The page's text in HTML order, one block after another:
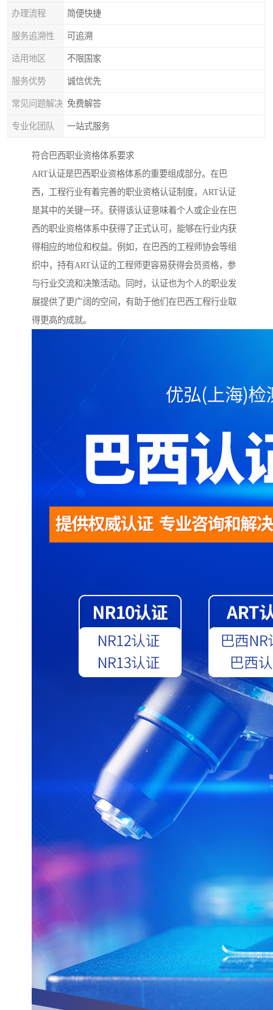
办理流程 简便快捷
服务追溯性 可追溯
适用地区 不限国家
服务优势 诚信优先
常见问题解决 免费解答
专业化团队 一站式服务
符合巴西职业资格体系要求
ART认证是巴西职业资格体系的重要组成部分。在巴
西，工程行业有着完善的职业资格认证制度，ART认证
是其中的关键一环。获得该认证意味着个人或企业在巴
西的职业资格体系中获得了正式认可，能够在行业内获
得相应的地位和权益。例如，在巴西的工程师协会等组
织中，持有ART认证的工程师更容易获得会员资格，参
与行业交流和决策活动。同时，认证也为个人的职业发
展提供了更广阔的空间，有助于他们在巴西工程行业取
得更高的成就。